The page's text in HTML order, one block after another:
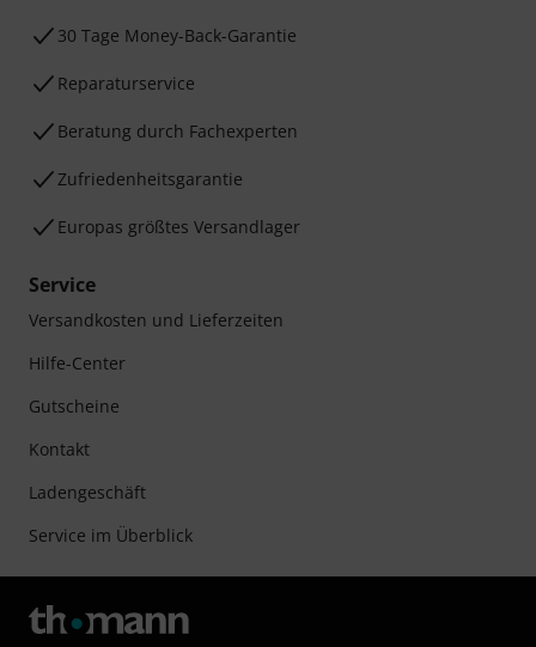
30 Tage Money-Back-Garantie
Reparaturservice
Beratung durch Fachexperten
Zufriedenheitsgarantie
Europas größtes Versandlager
Service
Versandkosten und Lieferzeiten
Hilfe-Center
Gutscheine
Kontakt
Ladengeschäft
Service im Überblick